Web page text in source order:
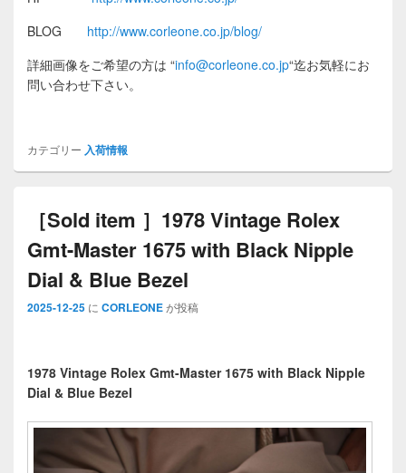
BLOG http://www.corleone.co.jp/blog/
詳細画像をご希望の方は “info@corleone.co.jp“迄お気軽にお
問い合わせ下さい。
カテゴリー 入荷情報
［Sold item ］1978 Vintage Rolex
Gmt-Master 1675 with Black Nipple
Dial & Blue Bezel
2025-12-25 に CORLEONEが投稿
1978 Vintage Rolex Gmt-Master 1675 with Black Nipple
Dial & Blue Bezel